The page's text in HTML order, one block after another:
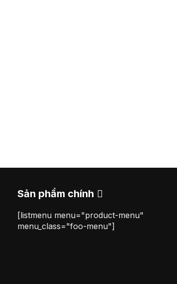
Sản phẩm chính
[listmenu menu="product-menu"
menu_class="foo-menu"]